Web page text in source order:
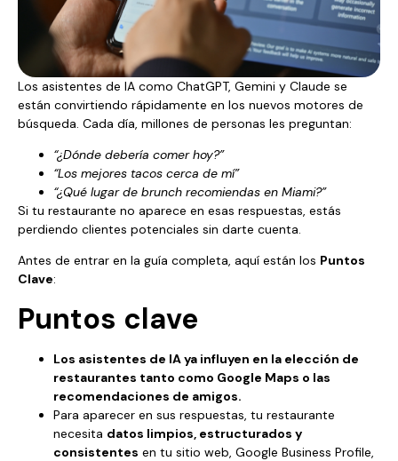
Los asistentes de IA como ChatGPT, Gemini y Claude se
están convirtiendo rápidamente en los nuevos motores de
búsqueda. Cada día, millones de personas les preguntan:
“¿Dónde debería comer hoy?”
“Los mejores tacos cerca de mí”
“¿Qué lugar de brunch recomiendas en Miami?”
Si tu restaurante no aparece en esas respuestas, estás
perdiendo clientes potenciales sin darte cuenta.
Antes de entrar en la guía completa, aquí están los Puntos
Clave:
Puntos clave
Los asistentes de IA ya influyen en la elección de
restaurantes tanto como Google Maps o las
recomendaciones de amigos.
Para aparecer en sus respuestas, tu restaurante
necesita datos limpios, estructurados y
consistentes en tu sitio web, Google Business Profile,